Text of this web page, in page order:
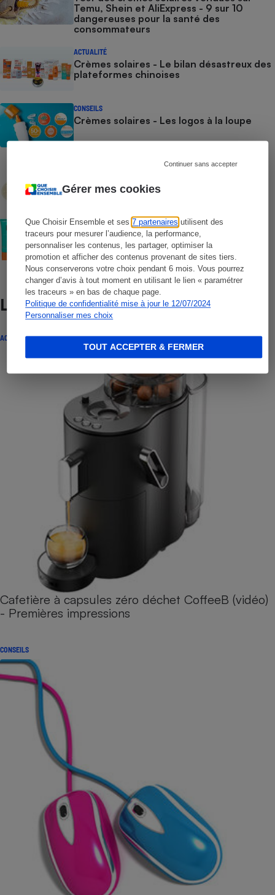
Gérer mes cookies
Que Choisir Ensemble et ses7 partenaires utilisent des
traceurs pour mesurer l’audience, la performance,
personnaliser les contenus, les partager, optimiser la
promotion et afficher des contenus provenant de sites tiers.
Nous conserverons votre choix pendant 6 mois. Vous pourrez
changer d’avis à tout moment en utilisant le lien « paramétrer
les traceurs » en bas de chaque page.
Politique de confidentialité mise à jour le 12/07/2024
Personnaliser mes choix
Continuer sans accepter
TOUT ACCEPTER & FERMER
Temu, Shein et AliExpress - 9 sur 10
dangereuses pour la santé des
consommateurs
ACTUALITÉ
Crèmes solaires - Le bilan désastreux des
plateformes chinoises
CONSEILS
Crèmes solaires - Les logos à la loupe
COMMENT NOUS TESTONS
Crèmes solaires visage - Le protocole
Lire aussi
ACTUALITÉ
Cafetière à capsules zéro déchet CoffeeB (vidéo)
- Premières impressions
CONSEILS